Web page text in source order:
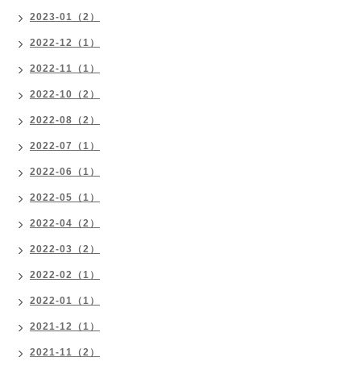
2023-01（2）
2022-12（1）
2022-11（1）
2022-10（2）
2022-08（2）
2022-07（1）
2022-06（1）
2022-05（1）
2022-04（2）
2022-03（2）
2022-02（1）
2022-01（1）
2021-12（1）
2021-11（2）